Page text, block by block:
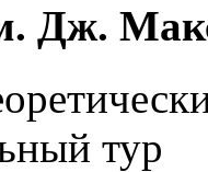
Дж.
тур